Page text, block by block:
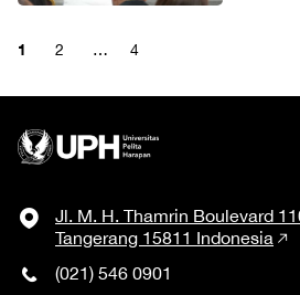
1 2 … 4
Jl. M. H. Thamrin Boulevard
Tangerang 15811 Indonesia
(021) 546 0901